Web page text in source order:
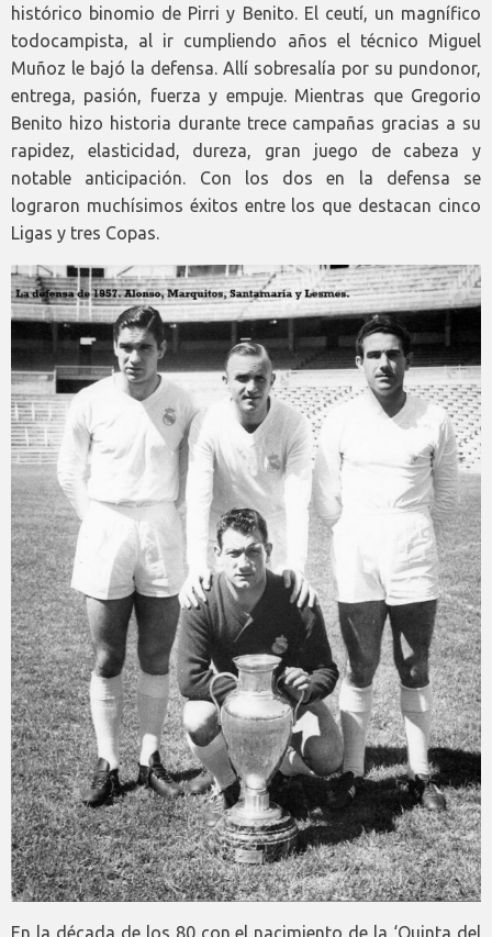
histórico binomio de Pirri y Benito. El ceutí, un magnífico
todocampista, al ir cumpliendo años el técnico Miguel
Muñoz le bajó la defensa. Allí sobresalía por su pundonor,
entrega, pasión, fuerza y empuje. Mientras que Gregorio
Benito hizo historia durante trece campañas gracias a su
rapidez, elasticidad, dureza, gran juego de cabeza y
notable anticipación. Con los dos en la defensa se
lograron muchísimos éxitos entre los que destacan cinco
Ligas y tres Copas.
En la década de los 80 con el nacimiento de la ‘Quinta del